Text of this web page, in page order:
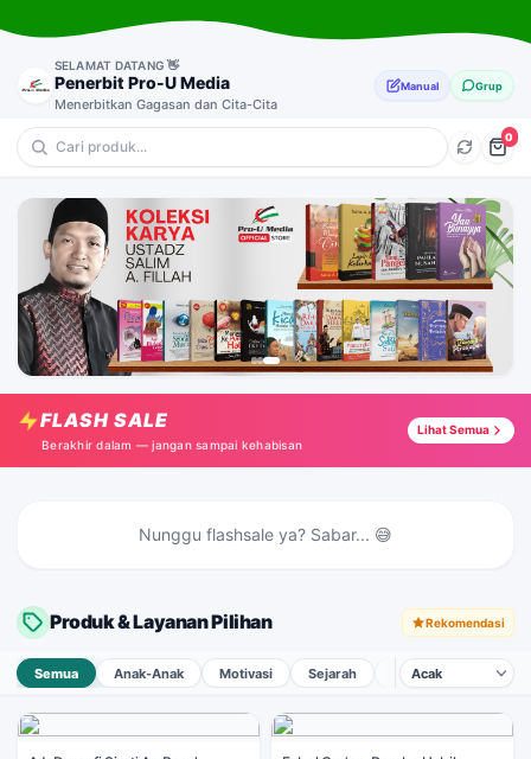
SELAMAT DATANG 👋
Penerbit Pro-U Media
Menerbitkan Gagasan dan Cita-Cita
Manual Grup
0
💎 Anak-Anak 🔥 Motivasi ⭐ Sejarah
🎁 Pendidikan & Parenting
Menggali Ke Puncak Hati Tap →
CBQ : Madu Lebah Obat Ajaib Tap →
FLASH SALE
Berakhir dalam — jangan sampai kehabisan
Lihat Semua
Nunggu flashsale ya? Sabar... 😅
Produk & Layanan Pilihan Rekomendasi
Semua Anak-Anak Motivasi Sejarah Pendidikan &